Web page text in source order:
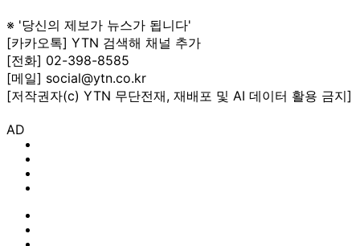
※ '당신의 제보가 뉴스가 됩니다'
[카카오톡] YTN 검색해 채널 추가
[전화] 02-398-8585
[메일] social@ytn.co.kr
[저작권자(c) YTN 무단전재, 재배포 및 AI 데이터 활용 금지]
AD